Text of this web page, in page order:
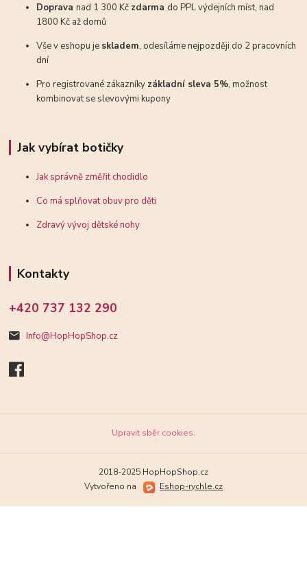
Dopravanad 1 300 Kč zdarma do PPL výdejních míst, nad
1800 Kč až domů
Vše v eshopu je skladem, odesíláme nejpozději do 2 pracovních
dní
Pro registrované zákazníky základní sleva 5%, možnost
kombinovat se slevovými kupony
Jak vybírat botičky
Jak správně změřit chodidlo
Co má splňovat obuv pro děti
Zdravý vývoj dětské nohy
Kontakty
+420 737 132 290
Info@HopHopShop.cz
Upravit sběr cookies.
2018-2025 HopHopShop.cz
Vytvořeno na
Eshop-rychle.cz